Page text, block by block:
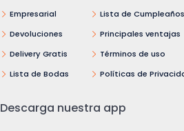
Empresarial
Devoluciones
Delivery Gratis
Lista de Bodas
Lista de Cumpleaños
Principales ventajas
Términos de uso
Políticas de
Descarga nuestra app